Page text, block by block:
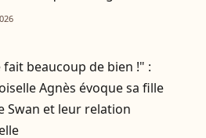
fait beaucoup de bien !" :
Agnès évoque sa fille
Swan et leur relation